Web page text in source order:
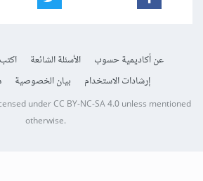
عن أكاديمية حسوب الأسئلة الشائعة
إرشادات الاستخدام
بيان الخصوصية
underCC BY-NC-SA 4.0unless mentioned
otherwise.